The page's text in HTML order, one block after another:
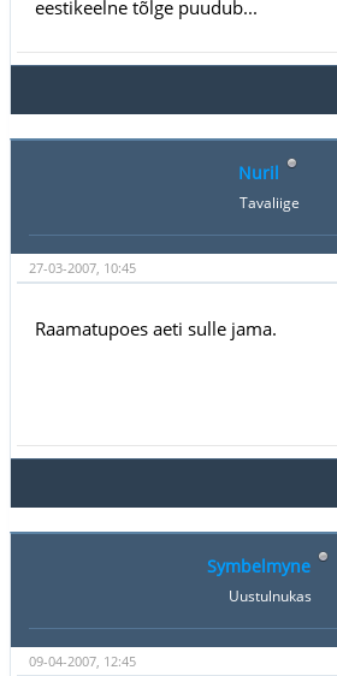
eestikeelne tõlge puudub...
Nuril
Tavaliige
27-03-2007, 10:45
Raamatupoes aeti sulle jama.
Symbelmyne
Uustulnukas
09-04-2007, 12:45